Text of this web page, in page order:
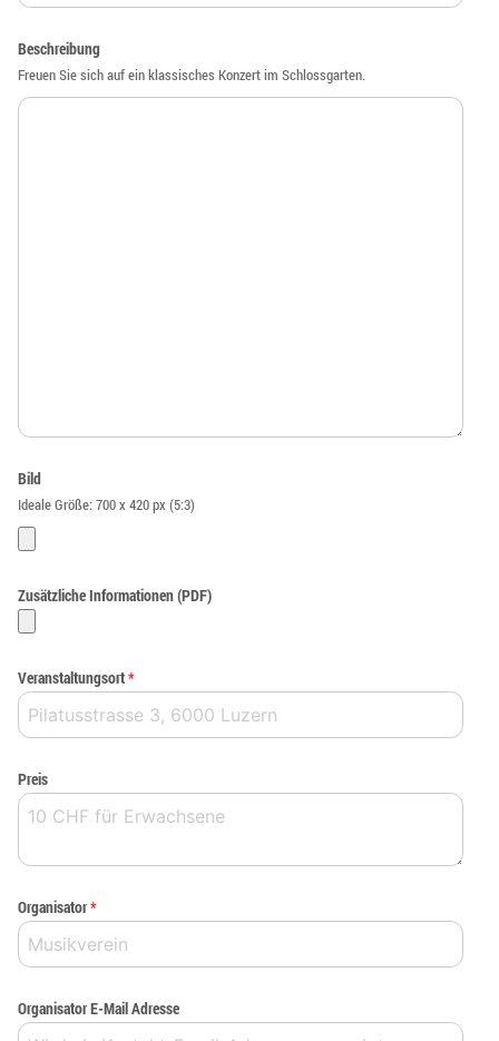
Beschreibung
Freuen Sie sich auf ein klassisches Konzert im Schlossgarten.
Bild
Ideale Größe: 700 x 420 px (5:3)
Zusätzliche Informationen (PDF)
Veranstaltungsort*
Preis
Organisator*
Organisator E-Mail Adresse